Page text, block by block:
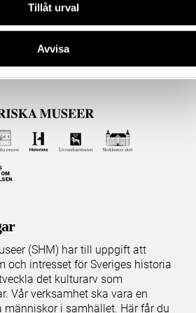
Tillåt urval
Avvisa
(SHM) har till uppgift att
och intresset för Sveriges historia
det kulturarv som
Vår verksamhet ska vara en
människor i samhället. Här får du